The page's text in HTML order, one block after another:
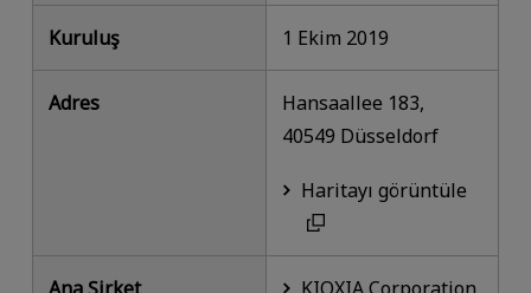
Kuruluş 1 Ekim 2019
Adres
Hansaallee 183,
40549 Düsseldorf
Haritayı görüntüle